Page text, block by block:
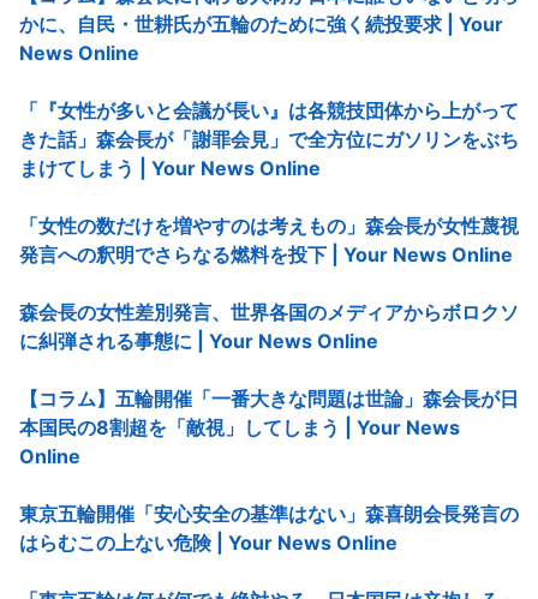
かに、自民・世耕氏が五輪のために強く続投要求 | Your
News Online
「『女性が多いと会議が長い』は各競技団体から上がって
きた話」森会長が「謝罪会見」で全方位にガソリンをぶち
まけてしまう | Your News Online
「女性の数だけを増やすのは考えもの」森会長が女性蔑視
発言への釈明でさらなる燃料を投下 | Your News Online
森会長の女性差別発言、世界各国のメディアからボロクソ
に糾弾される事態に | Your News Online
【コラム】五輪開催「一番大きな問題は世論」森会長が日
本国民の8割超を「敵視」してしまう | Your News
Online
東京五輪開催「安心安全の基準はない」森喜朗会長発言の
はらむこの上ない危険 | Your News Online